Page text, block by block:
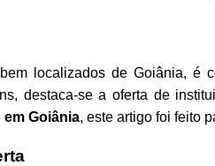
localizados de Goiânia, é
destaca-se a oferta de
Goiânia, este artigo foi feito